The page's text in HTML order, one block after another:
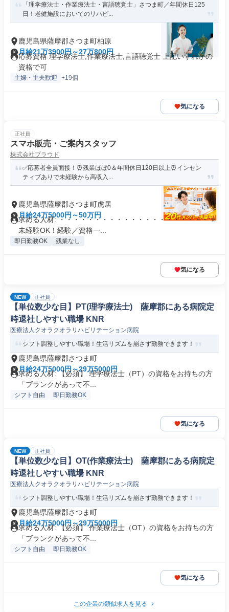
「理学療法士・作業療法士・言語聴覚士」さつま町／年間休日125
日！老健施設においてのリハビ...
鹿児島県薩摩郡さつま町柏原
月給21万3900円～27万800円
応募資格 理学療法士,作業療法士,言語聴覚士 上記いずれかの
資格で可
主婦・主夫歓迎 +19個
気になる
正社員
スマホ販売・ご案内スタッフ
株式会社プラウド
✅応募者全員面接！⏰残業ほぼ0＆年間休日120日以上⏰インセン
ティブありで未経験から高収入...
鹿児島県薩摩郡さつま町虎居
月給24万5000円～50万円
求める人材: ・・・・・・・・・・・・・・・・・・・・・ ⭐
未経験OK！経験／資格一...
即日勤務OK 残業なし
気になる
NEW 正社員
【単位数少な目】PT(理学療法士) 薩摩郡にある病院定
時退社しやすい職場 KNR
医療法人クオラクオラリハビリテーション病院
シフト調整しやすい職場！生活リズムを崩さず勤務できます！
鹿児島県薩摩郡さつま町
月給24万5000円～29万5000円
求める人材: 【必須】 理学療法士（PT）の資格をお持ちの方
「ブランクがあって不...
シフト自由 即日勤務OK
気になる
NEW 正社員
【単位数少な目】OT(作業療法士) 薩摩郡にある病院定
時退社しやすい職場 KNR
医療法人クオラクオラリハビリテーション病院
シフト調整しやすい職場！生活リズムを崩さず勤務できます！
鹿児島県薩摩郡さつま町
月給24万5000円～29万5000円
求める人材: 【必須】 作業療法士（OT）の資格をお持ちの方
「ブランクがあって不...
シフト自由 即日勤務OK
気になる
この企業の類似求人を見る